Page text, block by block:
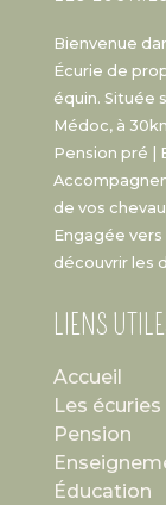
Bienvenue
Écurie de
équin. Située
Médoc, à
Pension pré |
de vos
Engagée
découvrir les
LIENS
Accueil
Les écuries
Pension
Éducation